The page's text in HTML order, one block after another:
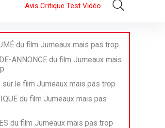
Avis Critique Test Vidéo
du film Jumeaux mais pas trop
ANNONCE du film Jumeaux mais
sur le film Jumeaux mais pas trop
du film Jumeaux mais pas
du film Jumeaux mais pas trop